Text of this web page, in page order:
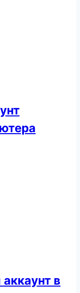
в